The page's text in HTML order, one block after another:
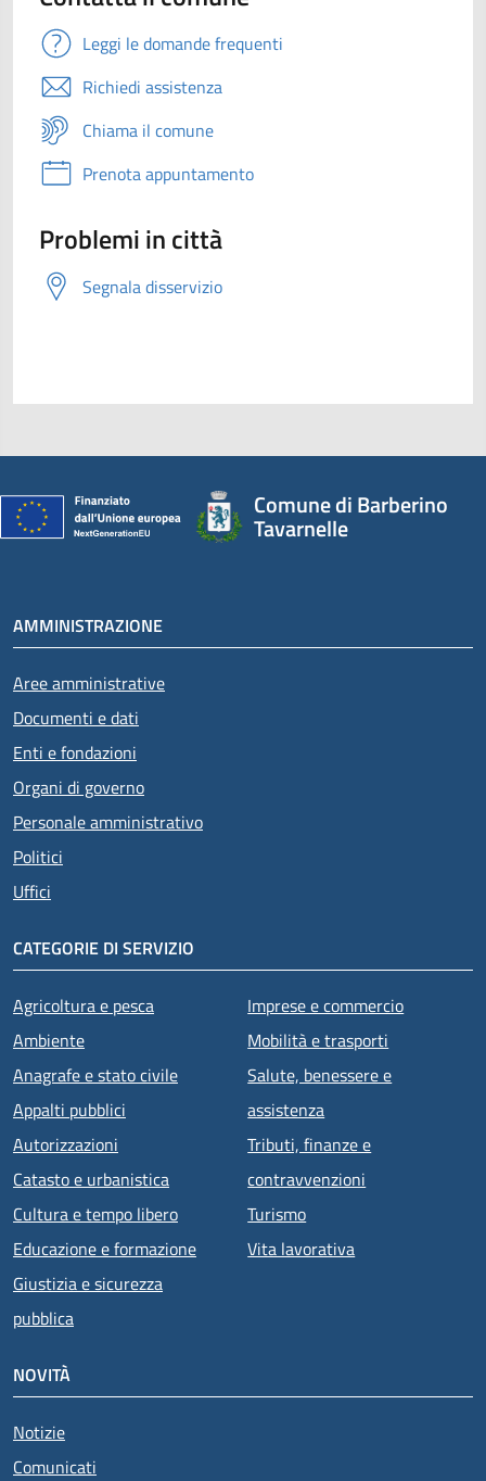
Leggi le domande frequenti
Richiedi assistenza
Chiama il comune
Prenota appuntamento
Problemi in città
Segnala disservizio
Comune di Barberino
Tavarnelle
AMMINISTRAZIONE
Aree amministrative
Documenti e dati
Enti e fondazioni
Organi di governo
Personale amministrativo
Politici
Uffici
CATEGORIE DI SERVIZIO
Agricoltura e pesca
Ambiente
Anagrafe e stato civile
Appalti pubblici
Autorizzazioni
Catasto e urbanistica
Cultura e tempo libero
Educazione e formazione
Giustizia e sicurezza
pubblica
Imprese e commercio
Mobilità e trasporti
Salute, benessere e
assistenza
Tributi, finanze e
contravvenzioni
Turismo
Vita lavorativa
NOVITÀ
Notizie
Comunicati